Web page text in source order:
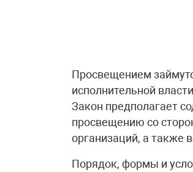
Просвещением
исполнительной
Закон предполагает
просвещению со
организаций, а также
Порядок, формы и